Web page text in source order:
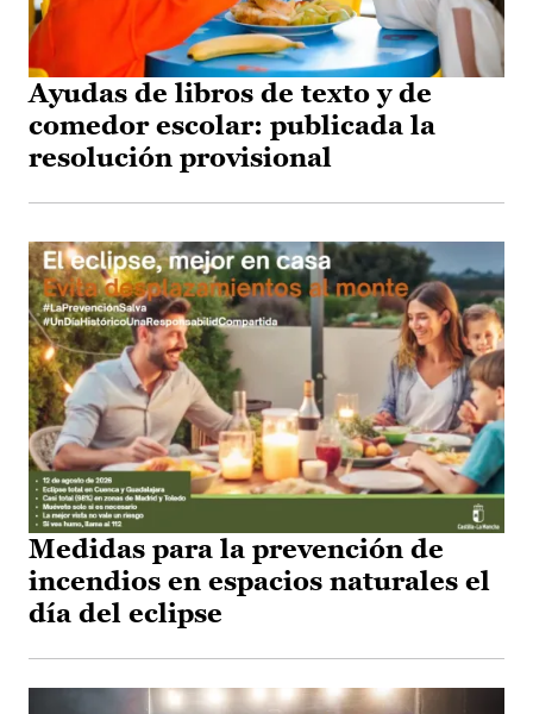
Ayudas de libros de texto y de
comedor escolar: publicada la
resolución provisional
Medidas para la prevención de
incendios en espacios naturales el
día del eclipse